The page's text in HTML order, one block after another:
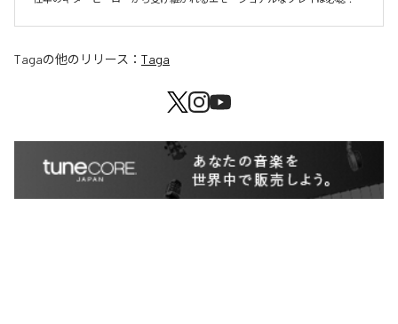
Tagaの他のリリース： Taga